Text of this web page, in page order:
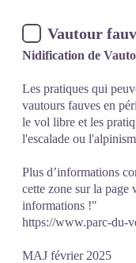
Vautour
Nidification de
Les pratiques qui
vautours fauves en
le vol libre et les
l'escalade ou
Plus d’informations
cette zone sur la page
informations !"
https://www.parc-du-
MAJ février 2025